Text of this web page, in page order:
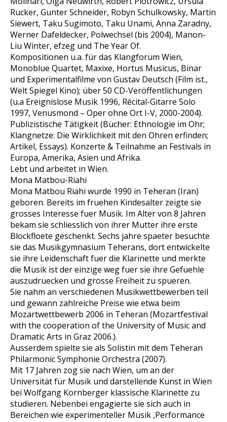
Rucker, Gunter Schneider, Robyn Schulkowsky, Martin
Siewert, Taku Sugimoto, Taku Unami, Anna Zaradny,
Werner Dafeldecker, Polwechsel (bis 2004), Manon-
Liu Winter, efzeg und The Year Of.
Kompositionen u.a. für das Klangforum Wien,
Monoblue Quartet, Maxixe, Hortus Musicus, Binar
und Experimentalfilme von Gustav Deutsch (Film ist.,
Welt Spiegel Kino); über 50 CD-Veröffentlichungen
(u.a Ereignislose Musik 1996, Récital-Gitarre Solo
1997, Venusmond – Oper ohne Ort I-V, 2000-2004).
Publizistische Tätigkeit (Bücher: Ethnologie im Ohr;
Klangnetze: Die Wirklichkeit mit den Ohren erfinden;
Artikel, Essays). Konzerte & Teilnahme an Festivals in
Europa, Amerika, Asien und Afrika.
Lebt und arbeitet in Wien.
Mona Matbou-Riahi
Mona Matbou Riahi wurde 1990 in Teheran (Iran)
geboren. Bereits im fruehen Kindesalter zeigte sie
grosses Interesse fuer Musik. Im Alter von 8 Jahren
bekam sie schliesslich von ihrer Mutter ihre erste
Blockfloete geschenkt. Sechs jahre spaeter besuchte
sie das Musikgymnasium Teherans, dort entwickelte
sie ihre Leidenschaft fuer die Klarinette und merkte
die Musik ist der einzige weg fuer sie ihre Gefuehle
auszudruecken und grosse Freiheit zu spueren.
Sie nahm an verschiedenen Musikwettbewerben teil
und gewann zahlreiche Preise wie etwa beim
Mozartwettbewerb 2006 in Teheran (Mozartfestival
with the cooperation of the University of Music and
Dramatic Arts in Graz 2006.).
Ausserdem spielte sie als Solistin mit dem Teheran
Philarmonic Symphonie Orchestra (2007).
Mit 17 Jahren zog sie nach Wien, um an der
Universität für Musik und darstellende Kunst in Wien
bei Wolfgang Kornberger klassische Klarinette zu
studieren. Nebenbei engagierte sie sich auch in
Bereichen wie experimenteller Musik ,Performance